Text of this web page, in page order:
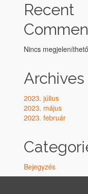
Recent
Nincs
Archives
2023. július
2023. május
2023. február
Bejegyzés